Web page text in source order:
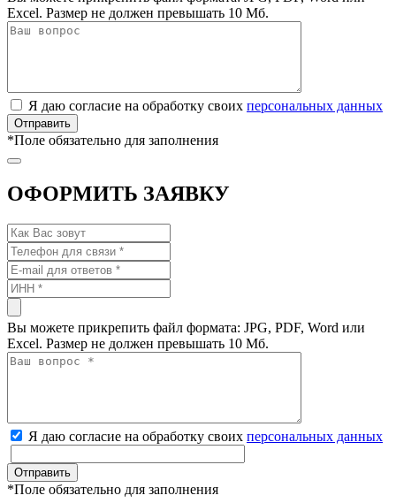
Excel. Размер не должен превышать 10 Мб.
Я даю согласие на обработку своих персональных данных
*Поле обязательно для заполнения
ОФОРМИТЬ ЗАЯВКУ
Вы можете прикрепить файл формата: JPG, PDF, Word или
Excel. Размер не должен превышать 10 Мб.
Я даю согласие на обработку своих персональных данных
*Поле обязательно для заполнения